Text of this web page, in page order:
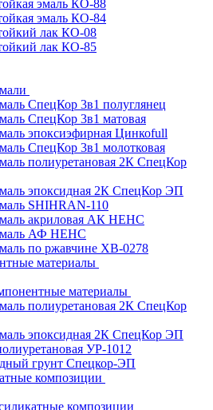
эмаль КО-88
эмаль КО-84
лак КО-08
лак КО-85
СпецКор 3в1 полуглянец
СпецКор 3в1 матовая
эпоксиэфирная Цинкоfull
СпецКор 3в1 молотковая
полиуретановая 2К СпецКор
эпоксидная 2К СпецКор ЭП
SHIHRAN-110
акриловая АК НЕНС
АФ НЕНС
по ржавчине ХВ-0278
материалы
материалы
полиуретановая 2К СпецКор
эпоксидная 2К СпецКор ЭП
УР-1012
грунт Спецкор-ЭП
композиции
композиции